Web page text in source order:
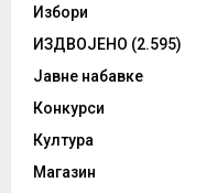
Избори
ИЗДВОЈЕНО (2.595)
Јавне набавке
Конкурси
Култура
Магазин